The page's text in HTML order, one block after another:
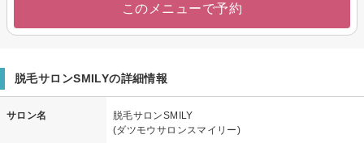
このメニューで予約
脱毛サロンSMILYの詳細情報
サロン名
脱毛サロンSMILY
(ダツモウサロンスマイリー)